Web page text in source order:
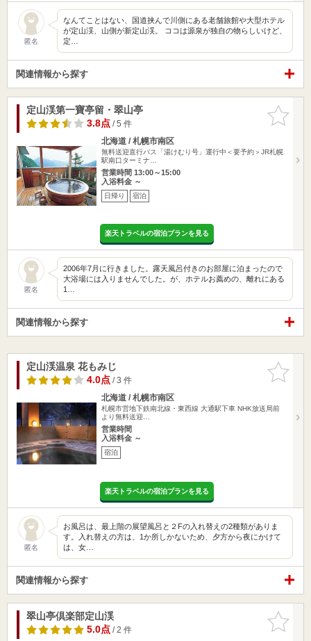
匿名
なんてことはない、国道挟んで川側にある老舗旅館や大型ホテル
が定山渓、山側が新定山渓。 ココは源泉が独自の物らしいけど、
定…
関連情報から探す
お気に入
りに追加
定山渓第一寶亭留・翠山亭
3.8点/ 5 件
北海道 / 札幌市南区
無料送迎直行バス「湯けむり号」運行中＜要予約＞JR札幌
駅南口ターミナ…
営業時間 13:00～15:00
入浴料金 ～
日帰り 宿泊
楽天トラベルの宿泊プランを見る
匿名
2006年7月に行きました。露天風呂付きのお部屋に泊まったので
大浴場には入りませんでした。が、ホテルお薦めの、離れにある
1…
関連情報から探す
お気に入
りに追加
定山渓温泉 花もみじ
4.0点/ 3 件
北海道 / 札幌市南区
札幌市営地下鉄南北線・東西線 大通駅下車 NHK放送局前
より無料送迎…
営業時間
入浴料金 ～
宿泊
楽天トラベルの宿泊プランを見る
匿名
お風呂は、最上階の展望風呂と２Fの入れ替えの2種類がありま
す。入れ替えの方は、1か所しかないため、夕方から夜にかけて
は、女…
関連情報から探す
お気に入
りに追加
翠山亭倶楽部定山渓
5.0点/ 2 件